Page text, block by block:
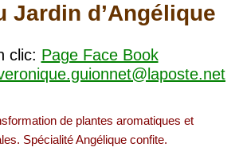
Jardin d’Angélique
clic: Page Face Book
de plantes aromatiques et
Spécialité Angélique confite.